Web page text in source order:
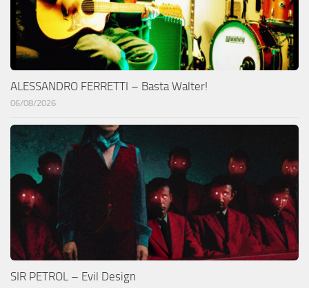
ALESSANDRO FERRETTI – Basta Walter!
06/08/2026
SIR PETROL – Evil Design